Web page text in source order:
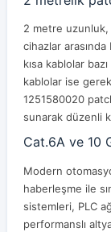
2 metre uzunluk,
cihazlar
kısa kablolar
kablolar ise
1251580020
sunarak düzenli
Cat.6A ve 10
Modern
haberleşme ile
sistemleri, PLC
performanslı